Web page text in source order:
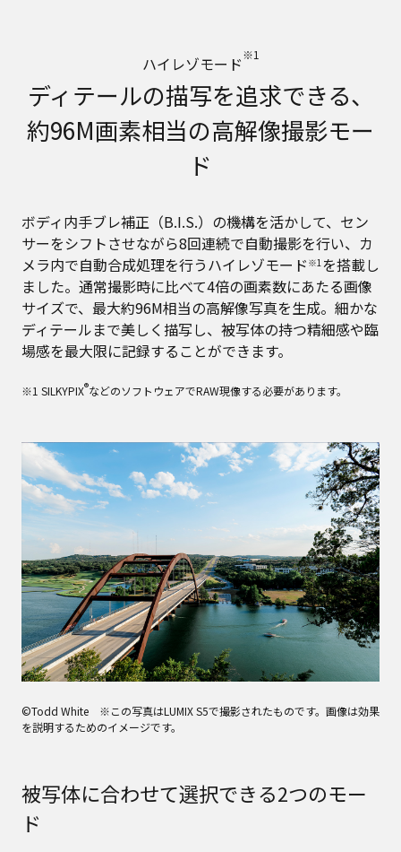
ハイレゾモード※1
ディテールの描写を追求できる、
約96M画素相当の高解像撮影モー
ド
ボディ内手ブレ補正（B.I.S.）の機構を活かして、セン
サーをシフトさせながら8回連続で自動撮影を行い、カ
メラ内で自動合成処理を行うハイレゾモード ※1を搭載し
ました。通常撮影時に比べて4倍の画素数にあたる画像
サイズで、最大約96M相当の高解像写真を生成。細かな
ディテールまで美しく描写し、被写体の持つ精細感や臨
場感を最大限に記録することができます。
※1 SILKYPIX®などのソフトウェアでRAW現像する必要があります。
©Todd White ※この写真はLUMIX S5で撮影されたものです。画像は効果
を説明するためのイメージです。
被写体に合わせて選択できる2つのモー
ド